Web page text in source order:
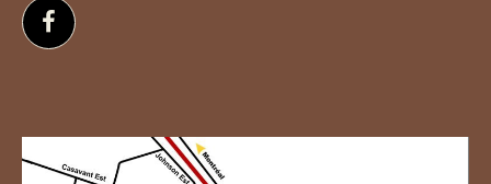
Suivez-nous sur Facebook